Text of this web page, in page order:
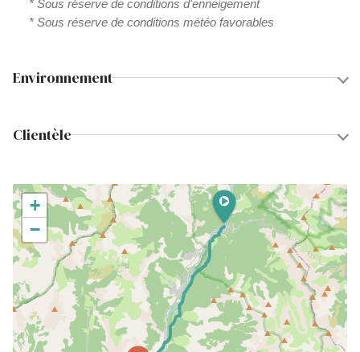
* Sous réserve de conditions d'enneigement
* Sous réserve de conditions météo favorables
Environnement
Clientèle
+
−